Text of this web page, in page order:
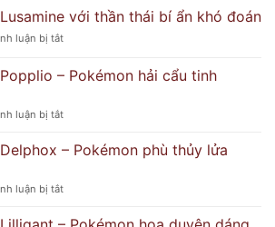
Pokémon
Hình
Dễ
Bí
với thần thái bí ẩn khó đoán
luận bị tắtở
ảnh
Lusamine
thần
đoán
– Pokémon hải cẩu tinh
luận bị tắtở
ảnh
Popplio
Pokémon
cẩu
– Pokémon phù thủy lửa
luận bị tắtở
ảnh